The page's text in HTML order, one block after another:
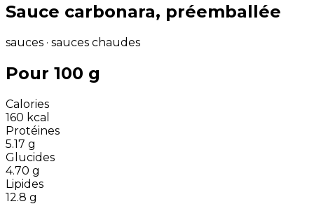
Sauce carbonara, préemballée
sauces · sauces chaudes
Pour 100 g
Calories
160 kcal
Protéines
5.17 g
Glucides
4.70 g
Lipides
12.8 g